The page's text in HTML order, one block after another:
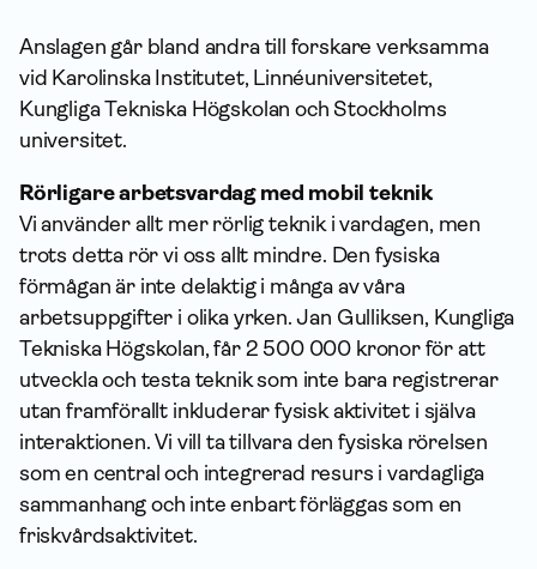
Anslagen går bland andra till forskare verksamma
vid Karolinska Institutet, Linnéuniversitetet,
Kungliga Tekniska Högskolan och Stockholms
universitet.
Rörligare arbetsvardag med mobil teknik
Vi använder allt mer rörlig teknik i vardagen, men
trots detta rör vi oss allt mindre. Den fysiska
förmågan är inte delaktig i många av våra
arbetsuppgifter i olika yrken. Jan Gulliksen, Kungliga
Tekniska Högskolan, får 2 500 000 kronor för att
utveckla och testa teknik som inte bara registrerar
utan framförallt inkluderar fysisk aktivitet i själva
interaktionen. Vi vill ta tillvara den fysiska rörelsen
som en central och integrerad resurs i vardagliga
sammanhang och inte enbart förläggas som en
friskvårdsaktivitet.